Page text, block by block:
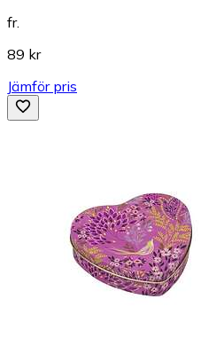
fr.
89 kr
Jämför pris